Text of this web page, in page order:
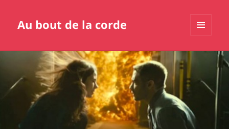
Au bout de la corde
WIDGETS